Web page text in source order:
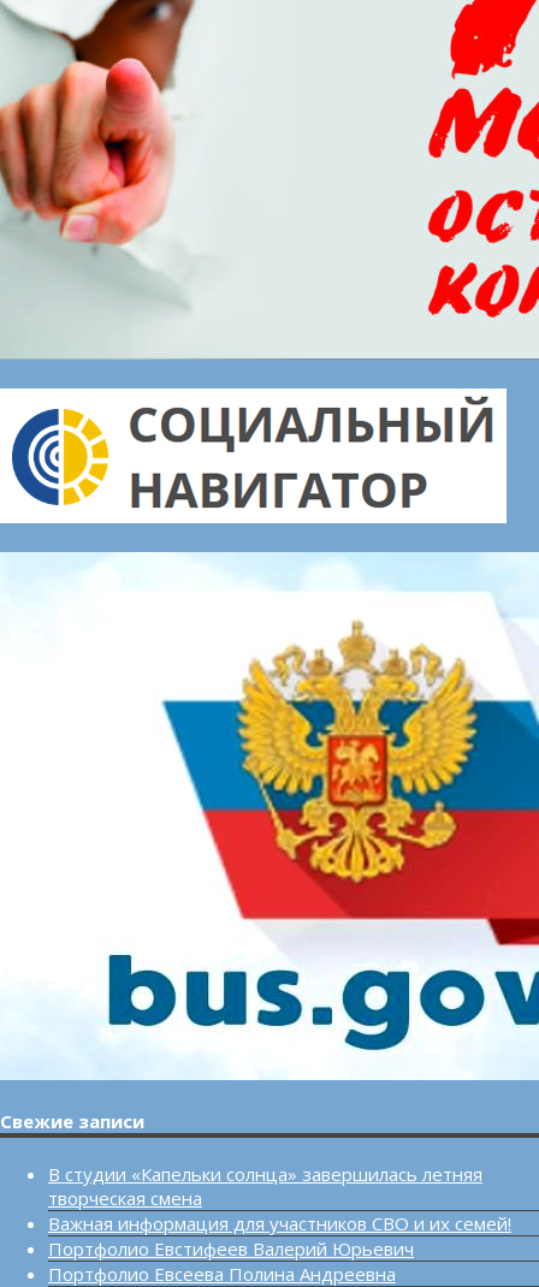
Свежие записи
В студии «Капельки солнца» завершилась летняя
творческая смена
Важная информация для участников СВО и их семей!
Портфолио Евстифеев Валерий Юрьевич
Портфолио Евсеева Полина Андреевна